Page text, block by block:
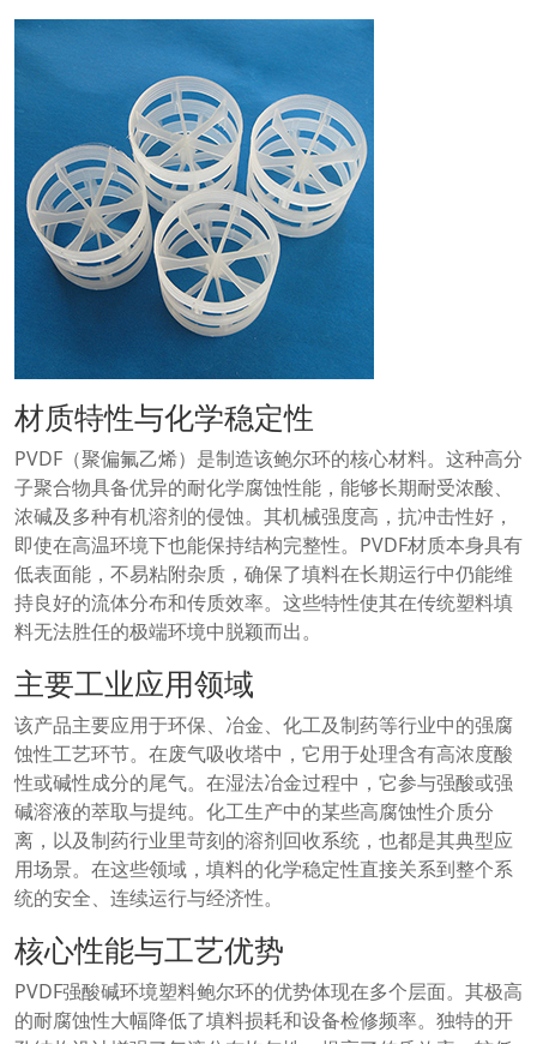
材质特性与化学稳定性
PVDF（聚偏氟乙烯）是制造该鲍尔环的核心材料。这种高分
子聚合物具备优异的耐化学腐蚀性能，能够长期耐受浓酸、
浓碱及多种有机溶剂的侵蚀。其机械强度高，抗冲击性好，
即使在高温环境下也能保持结构完整性。PVDF材质本身具有
低表面能，不易粘附杂质，确保了填料在长期运行中仍能维
持良好的流体分布和传质效率。这些特性使其在传统塑料填
料无法胜任的极端环境中脱颖而出。
主要工业应用领域
该产品主要应用于环保、冶金、化工及制药等行业中的强腐
蚀性工艺环节。在废气吸收塔中，它用于处理含有高浓度酸
性或碱性成分的尾气。在湿法冶金过程中，它参与强酸或强
碱溶液的萃取与提纯。化工生产中的某些高腐蚀性介质分
离，以及制药行业里苛刻的溶剂回收系统，也都是其典型应
用场景。在这些领域，填料的化学稳定性直接关系到整个系
统的安全、连续运行与经济性。
核心性能与工艺优势
PVDF强酸碱环境塑料鲍尔环的优势体现在多个层面。其极高
的耐腐蚀性大幅降低了填料损耗和设备检修频率。独特的开